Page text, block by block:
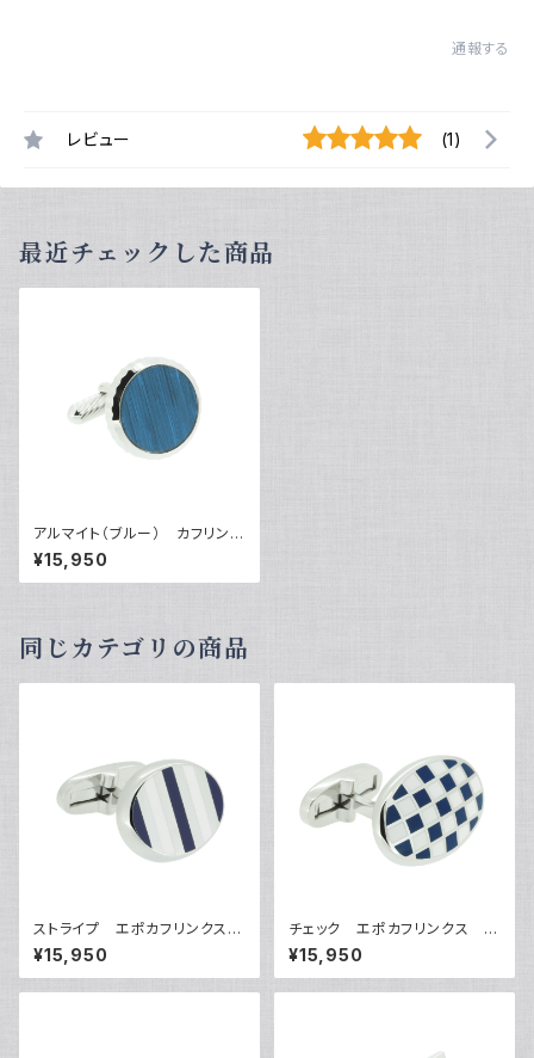
通報する
レビュー (1)
最近チェックした商品
アルマイト（ブルー） カフリンク
ス VQC-1209BR
¥15,950
同じカテゴリの商品
ストライプ エポカフリンクス
VQC-1202
¥15,950
チェック エポカフリンクス V
QC-1203
¥15,950